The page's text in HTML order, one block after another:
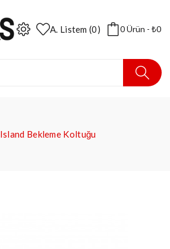
A. Listem (0) 0 Ürün - ₺0
Island Bekleme Koltuğu